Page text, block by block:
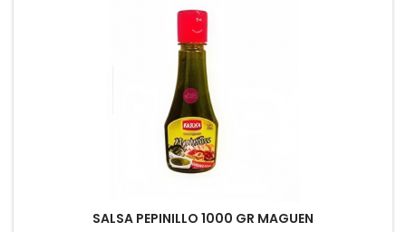
SALSA PEPINILLO 1000 GR MAGUEN